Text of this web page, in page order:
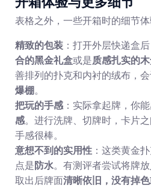
表格之外，一些开箱时的细节体
精致的包装 ：打开外层快递盒
合的黑金礼盒或是质感扎实的
善排列的扑克和内衬的绒布，
爆棚。
把玩的手感 ：实际拿起牌，你
感。进行洗牌、切牌时，卡片
手感很棒。
意想不到的实用性 ：这类黄金
点是防水。有测评者尝试将牌
取出后牌面清晰依旧，没有掉